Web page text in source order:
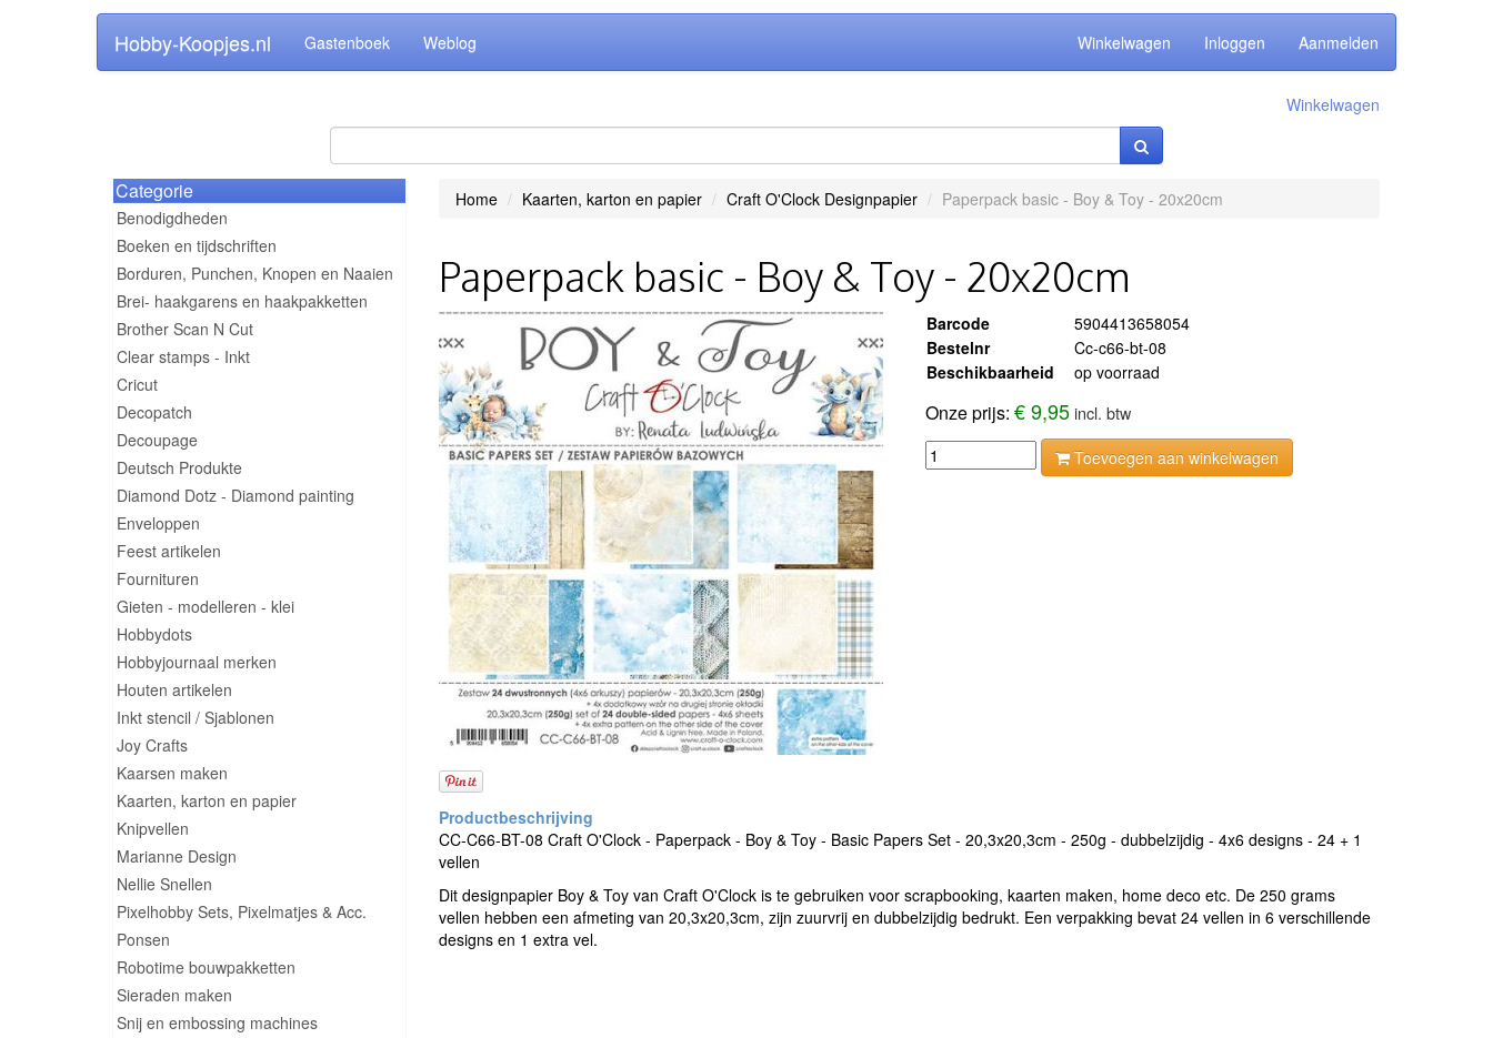
Hobby-Koopjes.nl Gastenboek Weblog Winkelwagen Inloggen Aanmelden
Winkelwagen
Categorie
Benodigdheden
Boeken en tijdschriften
Borduren, Punchen, Knopen en Naaien
Brei- haakgarens en haakpakketten
Brother Scan N Cut
Clear stamps - Inkt
Cricut
Decopatch
Decoupage
Deutsch Produkte
Diamond Dotz - Diamond painting
Enveloppen
Feest artikelen
Fournituren
Gieten - modelleren - klei
Hobbydots
Hobbyjournaal merken
Houten artikelen
Inkt stencil / Sjablonen
Joy Crafts
Kaarsen maken
Kaarten, karton en papier
Knipvellen
Marianne Design
Nellie Snellen
Pixelhobby Sets, Pixelmatjes & Acc.
Ponsen
Robotime bouwpakketten
Sieraden maken
Snij en embossing machines
Home Kaarten, karton en papier Craft O'Clock Designpapier Paperpack basic - Boy & Toy - 20x20cm
Paperpack basic - Boy & Toy - 20x20cm
Barcode
5904413658054
Bestelnr
Cc-c66-bt-08
Beschikbaarheid
op voorraad
Onze prijs:€ 9,95 incl. btw
Toevoegen aan winkelwagen
CC-C66-BT-08 Craft O'Clock - Paperpack - Boy & Toy - Basic Papers Set - 20,3x20,3cm - 250g - dubbelzijdig - 4x6 designs - 24 + 1
vellen
Dit designpapier Boy & Toy van Craft O'Clock is te gebruiken voor scrapbooking, kaarten maken, home deco etc. De 250 grams
vellen hebben een afmeting van 20,3x20,3cm, zijn zuurvrij en dubbelzijdig bedrukt. Een verpakking bevat 24 vellen in 6 verschillende
designs en 1 extra vel.